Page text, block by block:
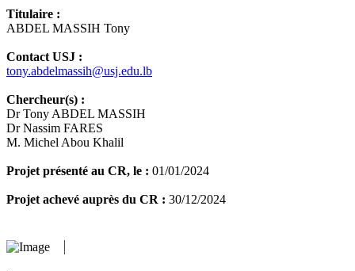
Titulaire :
ABDEL MASSIH Tony
Contact USJ :
tony.abdelmassih@usj.edu.lb
Chercheur(s) :
Dr Tony ABDEL MASSIH
Dr Nassim FARES
M. Michel Abou Khalil
Projet présenté au CR, le : 01/01/2024
Projet achevé auprès du CR : 30/12/2024